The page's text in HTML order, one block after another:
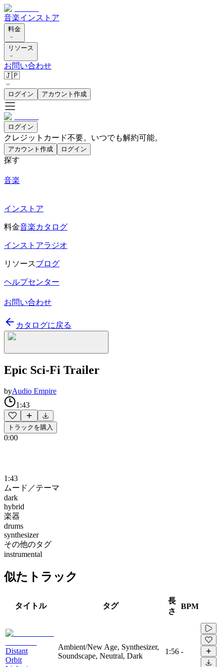
音楽インストア
料金
リソース
お問い合わせ
🇯🇵
ログイン アカウント作成
ログイン
クレジットカード不要。いつでも解約可能。
アカウント作成 ログイン
探す
音楽
インストア
料金音楽カタログ
インストアラジオ
リソースブログ
ヘルプセンター
お問い合わせ
カタログに戻る
Epic Sci-Fi Trailer
byAudio Empire
1:43
トラックを購入
0:00
1:43
ムード／テーマ
dark
hybrid
楽器
drums
synthesizer
その他のタグ
instrumental
似たトラック
タイトル タグ
長
さ
BPM
Distant
Orbit
Ambient/New Age, Synthesizer,
Soundscape, Neutral, Dark
1:56 -